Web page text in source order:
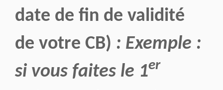
date de fin de validité
de votre CB) : Exemple :
si vous faites le 1er